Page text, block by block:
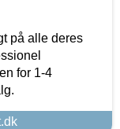
på alle deres
for 1-4